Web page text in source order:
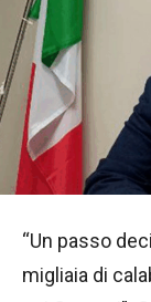
“Un passo
migliaia di